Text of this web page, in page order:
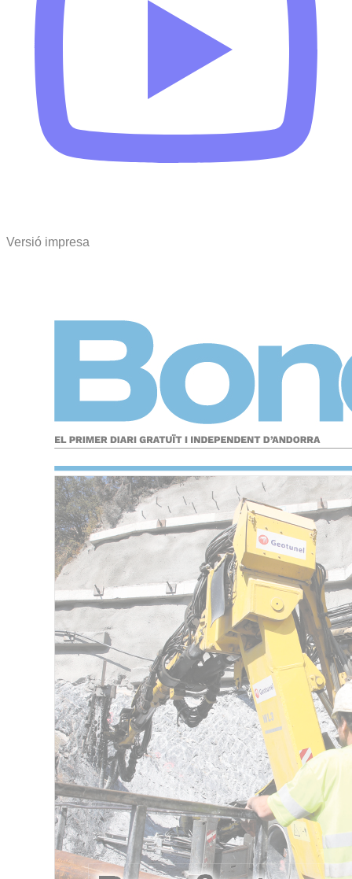
Versió impresa